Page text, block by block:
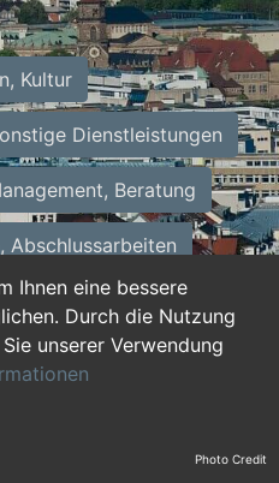
Ihnen eine bessere
Durch die Nutzung
unserer Verwendung
Kultur
Dienstleistungen
Beratung
Abschlussarbeiten
Sekretariat
Ausbildung Photo Credit